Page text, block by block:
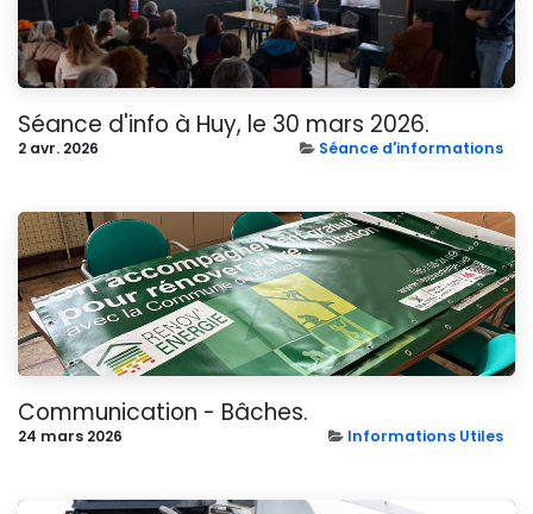
Séance d'info à Huy, le 30 mars 2026.
2 avr. 2026 Séance d'informations
Communication - Bâches.
24 mars 2026 Informations Utiles